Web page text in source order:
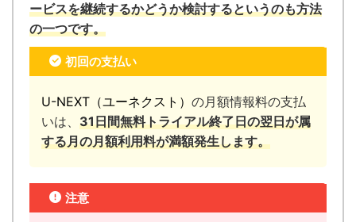
ービスを継続するかどうか検討するというのも方法
の一つです。
初回の支払い
U-NEXT（ユーネクスト） の月額情報料の支払
いは、 31日間無料トライアル終了日の翌日が属
する月の月額利用料が満額発生します。
注意